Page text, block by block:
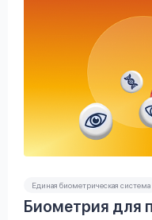
Единая биометрическая система
Биометрия для